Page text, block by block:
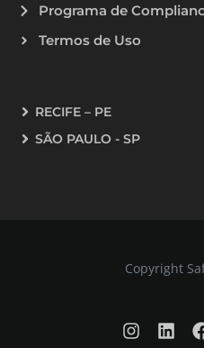
Programa de
Termos de Uso
RECIFE – PE
SÃO PAULO - SP
Copyright